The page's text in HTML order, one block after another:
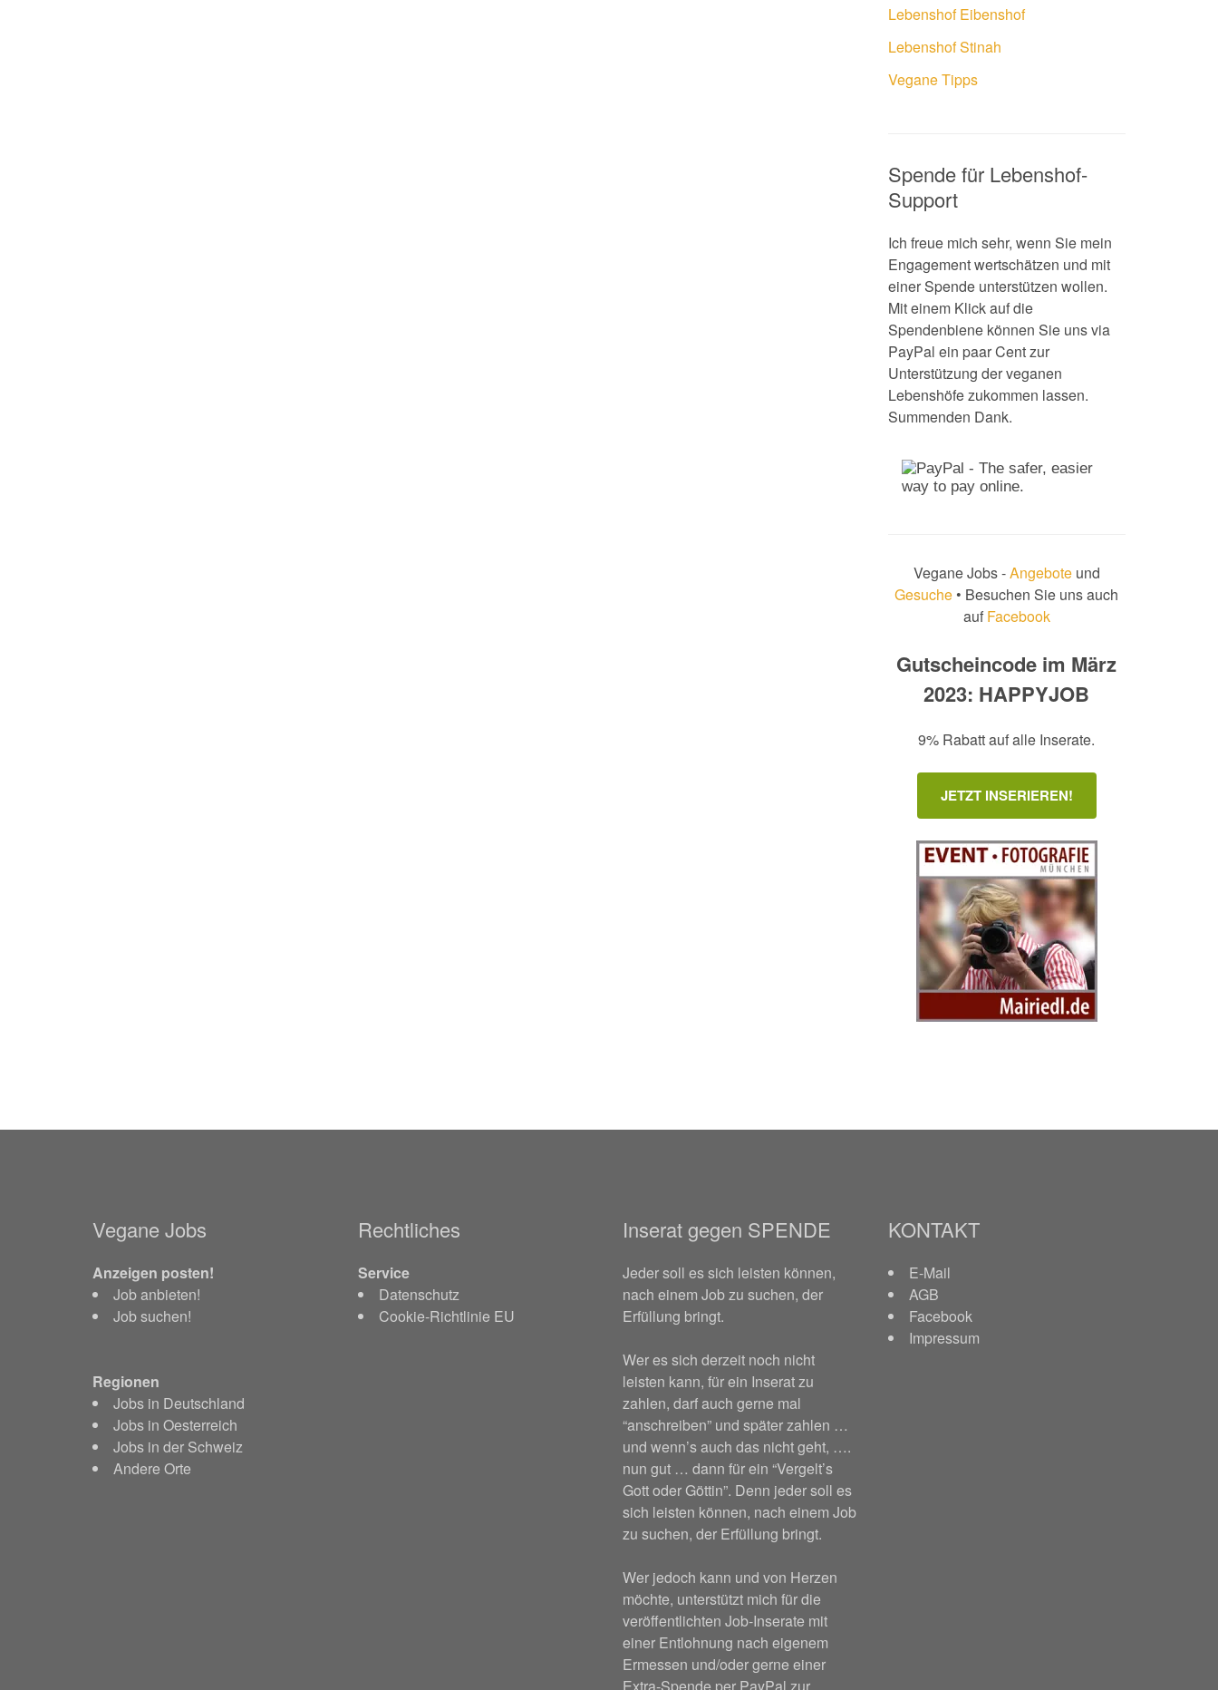
Lebenshof Eibenshof
Lebenshof Stinah
Vegane Tipps
Spende für Lebenshof-
Support
Ich freue mich sehr, wenn Sie mein
Engagement wertschätzen und mit
einer Spende unterstützen wollen.
Mit einem Klick auf die
Spendenbiene können Sie uns via
PayPal ein paar Cent zur
Unterstützung der veganen
Lebenshöfe zukommen lassen.
Summenden Dank.
Vegane Jobs -Angebote und
Gesuche • Besuchen Sie uns auch
auf Facebook
Gutscheincode im März
2023: HAPPYJOB
9% Rabatt auf alle Inserate.
JETZT INSERIEREN!
Vegane Jobs
Anzeigen posten!
Job anbieten!
Job suchen!
Regionen
Jobs in Deutschland
Jobs in Oesterreich
Jobs in der Schweiz
Andere Orte
Rechtliches
Service
Datenschutz
Cookie-Richtlinie EU
Inserat gegen SPENDE
Jeder soll es sich leisten können,
nach einem Job zu suchen, der
Erfüllung bringt.
Wer es sich derzeit noch nicht
leisten kann, für ein Inserat zu
zahlen, darf auch gerne mal
“anschreiben” und später zahlen …
und wenn’s auch das nicht geht, ….
nun gut … dann für ein “Vergelt’s
Gott oder Göttin”. Denn jeder soll es
sich leisten können, nach einem Job
zu suchen, der Erfüllung bringt.
Wer jedoch kann und von Herzen
möchte, unterstützt mich für die
veröffentlichten Job-Inserate mit
einer Entlohnung nach eigenem
Ermessen und/oder gerne einer
KONTAKT
E-Mail
AGB
Facebook
Impressum